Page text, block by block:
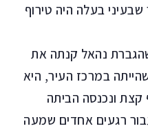
בעלה היה טירוף
נהאל קנתה את
במרכז העיר, היא
קצת ונכנסה הביתה
רגעים אחדים שמעה